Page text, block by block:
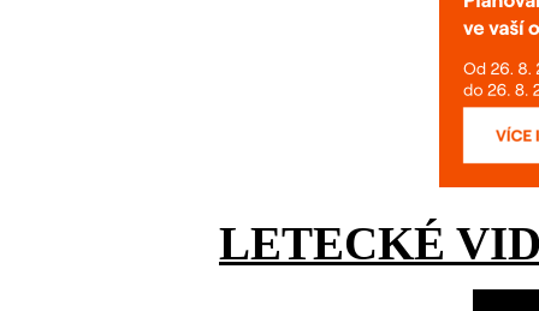
LETECKÉ